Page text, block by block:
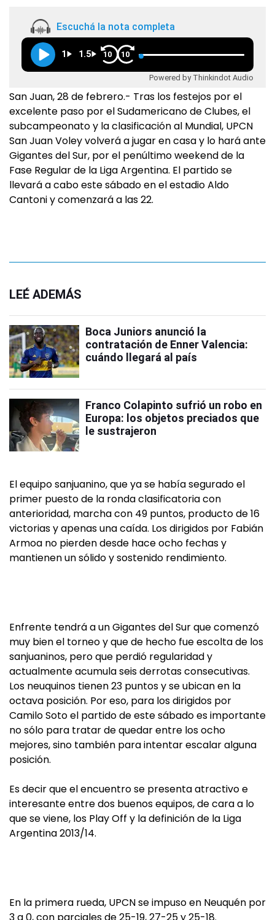
Escuchá la nota completa
1 1.5 10 10
Powered by Thinkindot Audio
San Juan, 28 de febrero.- Tras los festejos por el
excelente paso por el Sudamericano de Clubes, el
subcampeonato y la clasificación al Mundial, UPCN
San Juan Voley volverá a jugar en casa y lo hará ante
Gigantes del Sur, por el penúltimo weekend de la
Fase Regular de la Liga Argentina. El partido se
llevará a cabo este sábado en el estadio Aldo
Cantoni y comenzará a las 22.
LEÉ ADEMÁS
Boca Juniors anunció la
contratación de Enner Valencia:
cuándo llegará al país
Franco Colapinto sufrió un robo en
Europa: los objetos preciados que
le sustrajeron
El equipo sanjuanino, que ya se había segurado el
primer puesto de la ronda clasificatoria con
anterioridad, marcha con 49 puntos, producto de 16
victorias y apenas una caída. Los dirigidos por Fabián
Armoa no pierden desde hace ocho fechas y
mantienen un sólido y sostenido rendimiento.
Enfrente tendrá a un Gigantes del Sur que comenzó
muy bien el torneo y que de hecho fue escolta de los
sanjuaninos, pero que perdió regularidad y
actualmente acumula seis derrotas consecutivas.
Los neuquinos tienen 23 puntos y se ubican en la
octava posición. Por eso, para los dirigidos por
Camilo Soto el partido de este sábado es importante
no sólo para tratar de quedar entre los ocho
mejores, sino también para intentar escalar alguna
posición.
Es decir que el encuentro se presenta atractivo e
interesante entre dos buenos equipos, de cara a lo
que se viene, los Play Off y la definición de la Liga
Argentina 2013/14.
En la primera rueda, UPCN se impuso en Neuquén por